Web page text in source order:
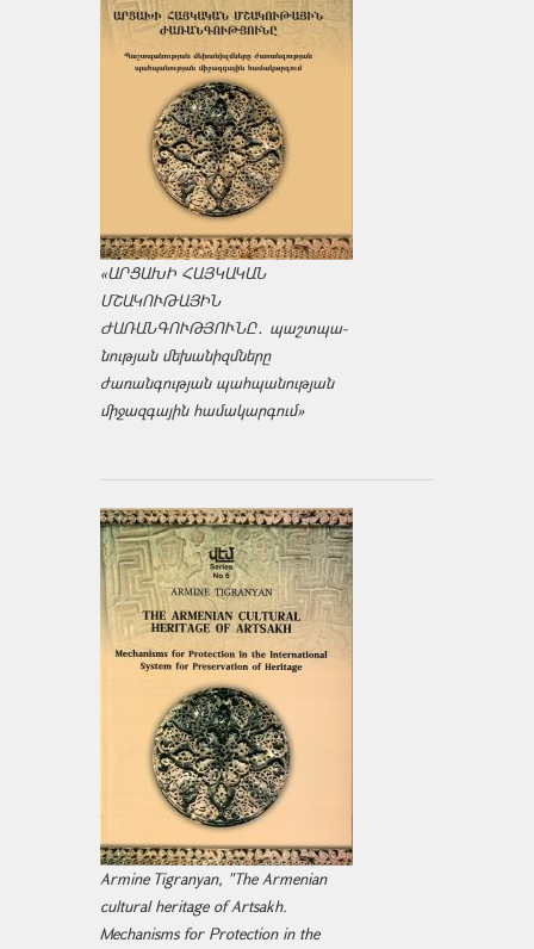
«ԱՐՑԱԽԻ ՀԱՅԿԱԿԱՆ
ՄՇԱԿՈՒԹԱՅԻՆ
ԺԱՌԱՆԳՈՒԹՅՈՒՆԸ․ պաշտպա­
նության մեխանիզմները
ժառանգության պահպանության
միջազ­գային համակարգում»
Armine Tigranyan, "The Armenian
cultural heritage of Artsakh.
Mechanisms for Protection in the